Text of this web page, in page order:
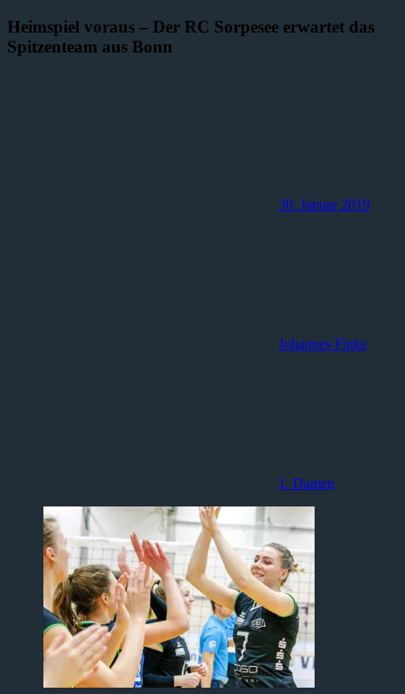
Heimspiel voraus – Der RC Sorpesee erwartet das
Spitzenteam aus Bonn
30. Januar 2019
Johannes Finke
1. Damen